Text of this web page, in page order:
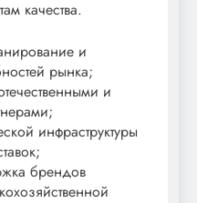
качества.
и
рынка;
и
инфраструктуры
брендов